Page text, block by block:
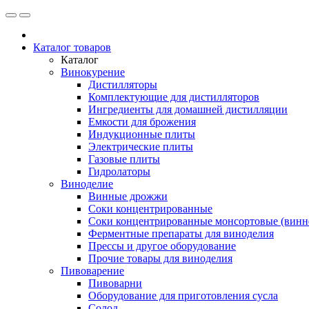
Каталог товаров
Каталог
Винокурение
Дистилляторы
Комплектующие для дистилляторов
Ингредиенты для домашней дистилляции
Емкости для брожения
Индукционные плиты
Электрические плиты
Газовые плиты
Гидролаторы
Виноделие
Винные дрожжи
Соки концентрированные
Соки концентрированные монсортовые
Ферментные препараты для виноделия
Прессы и другое оборудование
Прочие товары для виноделия
Пивоварение
Пивоварни
Оборудование для приготовления сусла